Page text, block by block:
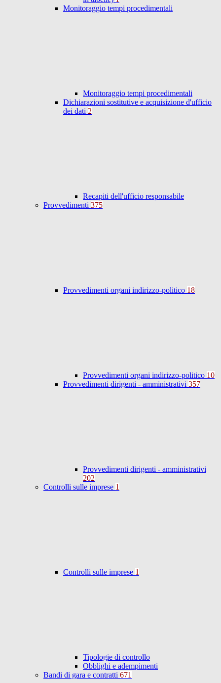
Monitoraggio tempi procedimentali
Monitoraggio tempi procedimentali
Dichiarazioni sostitutive e acquisizione d'ufficio
dei dati 2
Recapiti dell'ufficio responsabile
Provvedimenti 375
Provvedimenti organi indirizzo-politico 18
Provvedimenti organi indirizzo-politico 10
Provvedimenti dirigenti - amministrativi 357
Provvedimenti dirigenti - amministrativi
202
Controlli sulle imprese 1
Controlli sulle imprese 1
Tipologie di controllo
Obblighi e adempimenti
Bandi di gara e contratti 671